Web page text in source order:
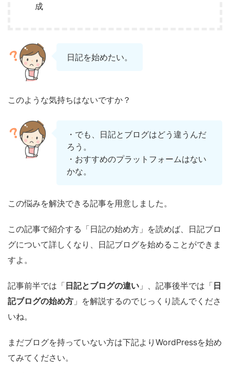
成
日記を始めたい。
このような気持ちはないですか？
・でも、日記とブログはどう違うんだ
ろう。
・おすすめのプラットフォームはない
かな。
この悩みを解決できる記事を用意しました。
この記事で紹介する「日記の始め方」を読めば、日記ブロ
グについて詳しくなり、日記ブログを始めることができま
すよ。
記事前半では「日記とブログの違い 」、記事後半では「日
記ブログの始め方 」を解説するのでじっくり読んでくださ
いね。
まだブログを持っていない方は下記よりWordPressを始め
てみてください。